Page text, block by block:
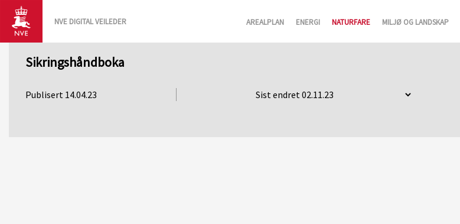
NVE DIGITAL VEILEDER AREALPLAN ENERGI NATURFARE MILJØ OG LANDSKAP
Sikringshåndboka
Publisert 14.04.23